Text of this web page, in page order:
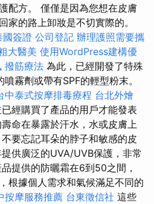
配方。 僅僅是因為您想在皮膚
家的路上卸妝是不切實際的。
國簽證 公司登記 辦理護照需要攜
大醫美 使用WordPress建構優
撥筋療法 為此，已經開發了特殊
霧劑或帶有SPF的輕型粉末。
中泰式按摩排毒療程 台北外燴
經購買了產品的用戶才能發表
命在暴露於汗水，水或皮膚上
要忘記耳朵的脖子和敏感的皮
供廣泛的UVA/UVB保護，非常
提供的防曬霜在6到50之間，
根據個人需求和氣候滿足不同的
按摩服務推薦 台東徵信社 這些